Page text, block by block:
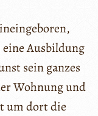
Ausbildung
sein ganzes
Wohnung und
um dort die